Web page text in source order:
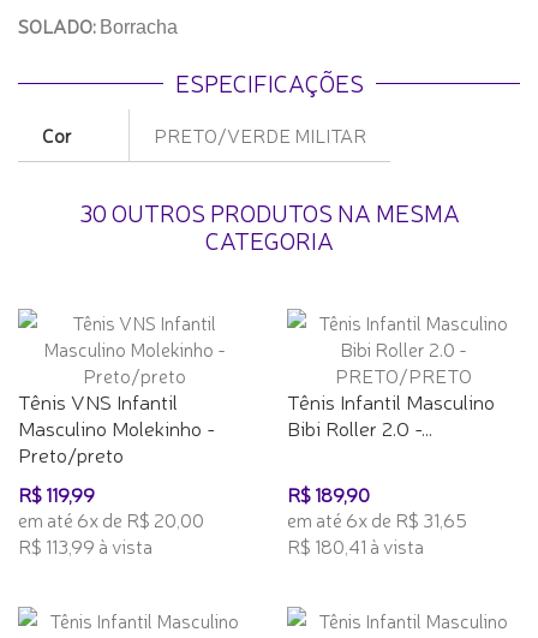
SOLADO: Borracha
ESPECIFICAÇÕES
Cor PRETO/VERDE MILITAR
30 OUTROS PRODUTOS NA MESMA
CATEGORIA
Tênis VNS Infantil
Masculino Molekinho -
Preto/preto
R$ 119,99
em até 6x de R$ 20,00
R$ 113,99 à vista
Tênis Infantil Masculino
Bibi Roller 2.0 -...
R$ 189,90
em até 6x de R$ 31,65
R$ 180,41 à vista